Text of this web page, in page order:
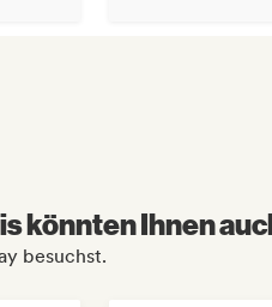
könnten Ihnen
besuchst.